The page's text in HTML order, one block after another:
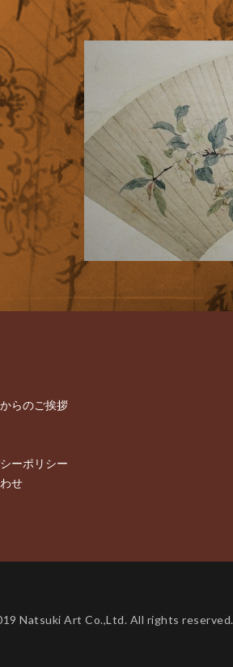
らのご挨拶
ーポリシー
せ
Natsuki Art Co.,Ltd. All rights reserved.